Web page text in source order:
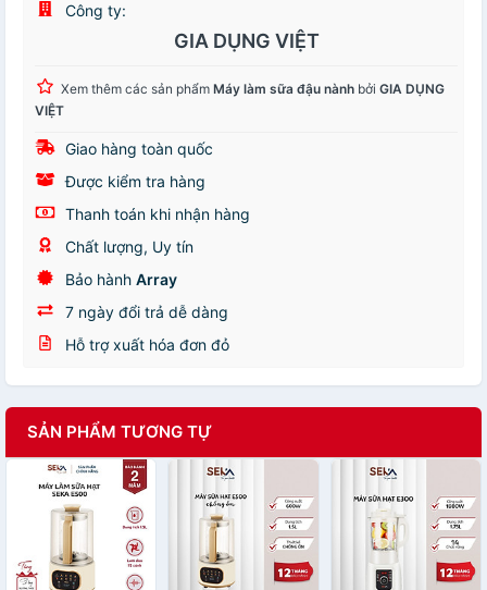
Công ty:
GIA DỤNG VIỆT
Xem thêm các sản phẩm Máy làm sữa đậu nành bởi GIA DỤNG
VIỆT
Giao hàng toàn quốc
Được kiểm tra hàng
Thanh toán khi nhận hàng
Chất lượng, Uy tín
Bảo hành Array
7 ngày đổi trả dễ dàng
Hỗ trợ xuất hóa đơn đỏ
SẢN PHẨM TƯƠNG TỰ